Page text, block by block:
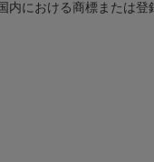
における商標または登